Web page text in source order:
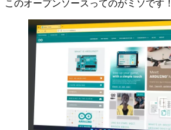
このオープンソースってのがミソです！